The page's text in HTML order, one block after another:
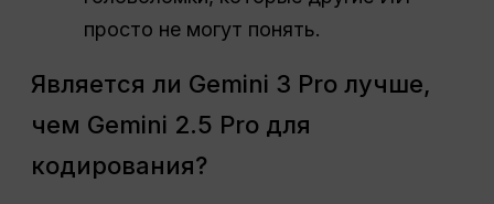
просто не могут понять.
Является ли Gemini 3 Pro лучше,
чем Gemini 2.5 Pro для
кодирования?